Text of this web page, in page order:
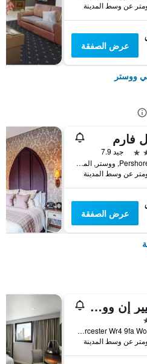
عرض الصفقة
ووستر
فارم
جيد 7.9
Pershore Road, ووستر, المملكة المتحدة
عرض الصفقة
بريميير إن وورسستT ر -س إم5 جا كنسشس
Wainwright Way Warndon Worcester Wr4 9fa Worcester, ووستر, المملكة المتحدة